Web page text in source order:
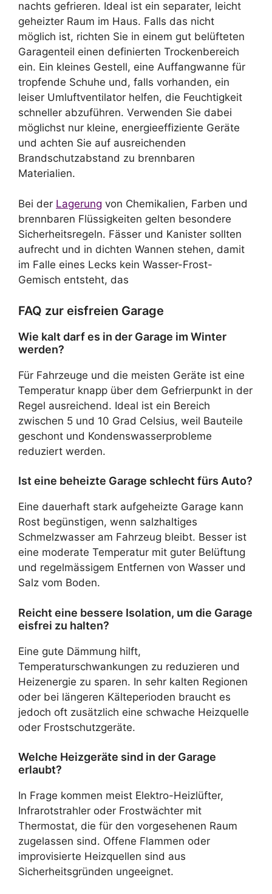
nachts gefrieren. Ideal ist ein separater, leicht
geheizter Raum im Haus. Falls das nicht
möglich ist, richten Sie in einem gut belüfteten
Garagenteil einen definierten Trockenbereich
ein. Ein kleines Gestell, eine Auffangwanne für
tropfende Schuhe und, falls vorhanden, ein
leiser Umluftventilator helfen, die Feuchtigkeit
schneller abzuführen. Verwenden Sie dabei
möglichst nur kleine, energieeffiziente Geräte
und achten Sie auf ausreichenden
Brandschutzabstand zu brennbaren
Materialien.
Bei der Lagerung von Chemikalien, Farben und
brennbaren Flüssigkeiten gelten besondere
Sicherheitsregeln. Fässer und Kanister sollten
aufrecht und in dichten Wannen stehen, damit
im Falle eines Lecks kein Wasser-Frost-
Gemisch entsteht, das
FAQ zur eisfreien Garage
Wie kalt darf es in der Garage im Winter
werden?
Für Fahrzeuge und die meisten Geräte ist eine
Temperatur knapp über dem Gefrierpunkt in der
Regel ausreichend. Ideal ist ein Bereich
zwischen 5 und 10 Grad Celsius, weil Bauteile
geschont und Kondenswasserprobleme
reduziert werden.
Ist eine beheizte Garage schlecht fürs Auto?
Eine dauerhaft stark aufgeheizte Garage kann
Rost begünstigen, wenn salzhaltiges
Schmelzwasser am Fahrzeug bleibt. Besser ist
eine moderate Temperatur mit guter Belüftung
und regelmässigem Entfernen von Wasser und
Salz vom Boden.
Reicht eine bessere Isolation, um die Garage
eisfrei zu halten?
Eine gute Dämmung hilft,
Temperaturschwankungen zu reduzieren und
Heizenergie zu sparen. In sehr kalten Regionen
oder bei längeren Kälteperioden braucht es
jedoch oft zusätzlich eine schwache Heizquelle
oder Frostschutzgeräte.
Welche Heizgeräte sind in der Garage
erlaubt?
In Frage kommen meist Elektro-Heizlüfter,
Infrarotstrahler oder Frostwächter mit
Thermostat, die für den vorgesehenen Raum
zugelassen sind. Offene Flammen oder
improvisierte Heizquellen sind aus
Sicherheitsgründen ungeeignet.